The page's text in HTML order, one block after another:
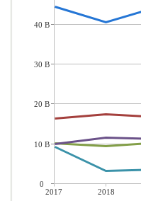
2017 2018
40 B
30 B
20 B
10 B
0